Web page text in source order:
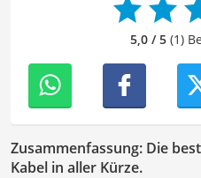
zur geschriebenen Sprache
unsere Vergleiche5,0 / 5(1)
Zusammenfassung: Die
Kabel in aller Kürze.